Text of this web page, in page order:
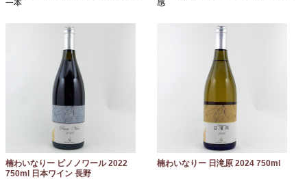
一本
感
楠わいなりー ピノノワール 2022
750ml 日本ワイン 長野
楠わいなりー 日滝原 2024 750ml